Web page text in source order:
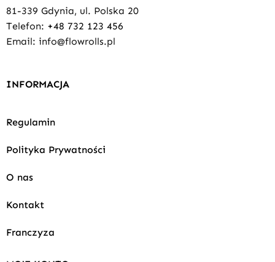
81-339 Gdynia, ul. Polska 20
Telefon: +48 732 123 456
Email: info@flowrolls.pl
INFORMACJA
Regulamin
Polityka Prywatności
O nas
Kontakt
Franczyza